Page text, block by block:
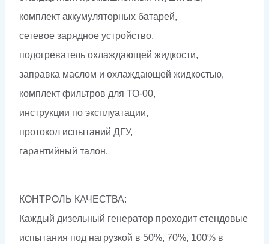
комплект аккумуляторных батарей,
сетевое зарядное устройство,
подогреватель охлаждающей жидкости,
заправка маслом и охлаждающей жидкостью,
комплект фильтров для ТО-00,
инструкции по эксплуатации,
протокол испытаний ДГУ,
гарантийный талон.
КОНТРОЛЬ КАЧЕСТВА:
Каждый дизельный генератор проходит стендовые
испытания под нагрузкой в 50%, 70%, 100% в